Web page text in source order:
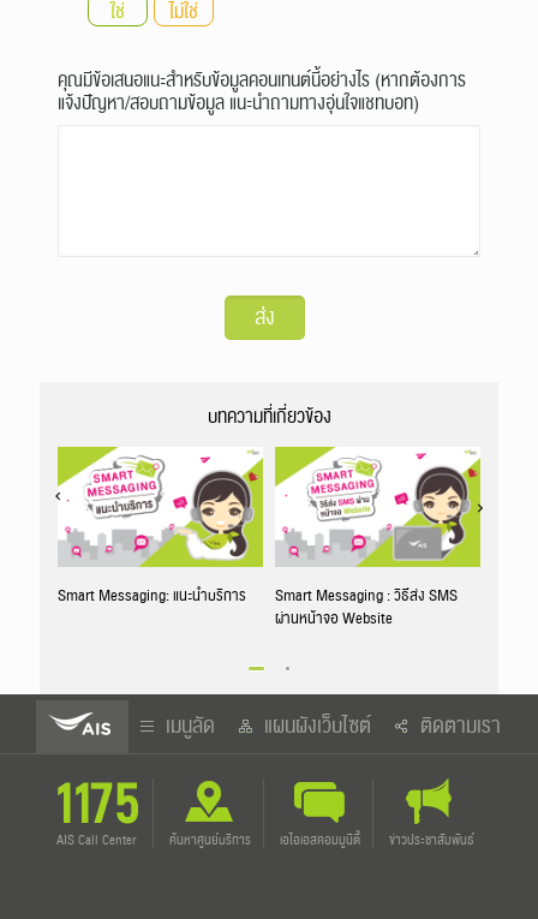
ใช่
ไม่ใช่
คุณมีข้อเสนอแนะสำหรับข้อมูลคอนเทนต์นี้อย่างไร (หากต้องการ
แจ้งปัญหา/สอบถามข้อมูล แนะนำถามทางอุ่นใจแชทบอท)
บทความที่เกี่ยวข้อง
Smart Messaging: แนะนำบริการ
Smart Messaging : วิธีส่ง SMS
ผ่านหน้าจอ Website
เมนูลัด แผนผังเว็บไซต์ ติดตามเรา
AIS Call Center ค้นหาศูนย์บริการ เอไอเอสคอมมูนิตี้ ข่าวประชาสัมพันธ์